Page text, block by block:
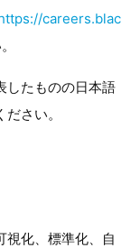
careers.blac
したものの日本語
ださい。
視化、標準化、自